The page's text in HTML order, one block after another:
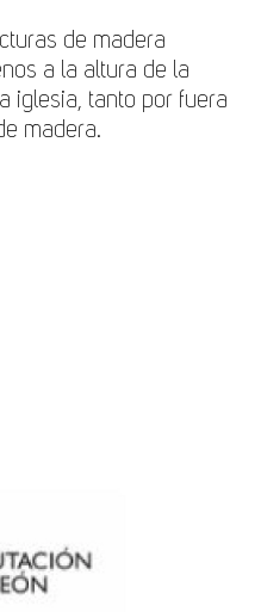
de madera
a la altura de la
iglesia, tanto por fuera
madera.